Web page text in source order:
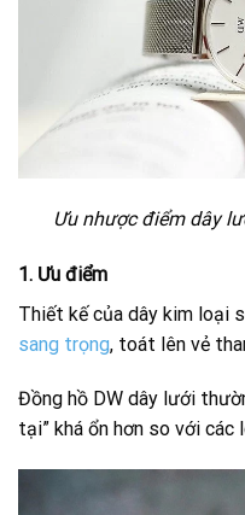
Ưu nhược điểm dây
1. Ưu điểm
Thiết kế của dây kim loại
sang trọng, toát lên vẻ
Đồng hồ DW dây lưới
tại” khá ổn hơn so với các